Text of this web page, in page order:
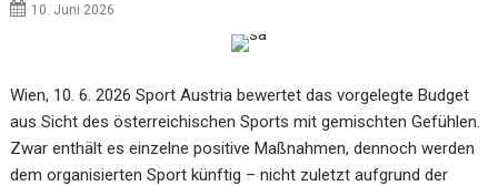
10. Juni 2026
Wien, 10. 6. 2026 Sport Austria bewertet das vorgelegte Budget
aus Sicht des österreichischen Sports mit gemischten Gefühlen.
Zwar enthält es einzelne positive Maßnahmen, dennoch werden
dem organisierten Sport künftig – nicht zuletzt aufgrund der